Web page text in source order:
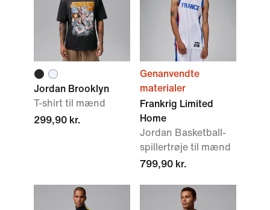
Jordan Brooklyn
T-shirt til mænd
299,90 kr.
Genanvendte
materialer
Frankrig Limited
Home
Jordan Basketball-
spillertrøje til mænd
799,90 kr.